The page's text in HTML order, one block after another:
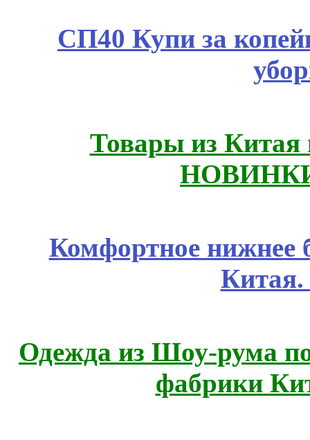
СП40 Купи за
Товары из Китая
Комфортное нижнее
Одежда из Шоу-рума
фабрики